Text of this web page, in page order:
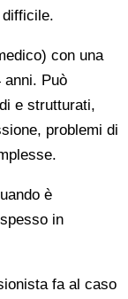
con una
anni. Può
e strutturati,
problemi di
è
in
fa al caso